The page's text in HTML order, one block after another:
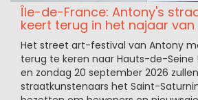
Île-de-France: Antony's
keert terug in het najaar van
Het street art-festival van Antony
terug te keren naar Hauts-de-Seine
en zondag 20 september 2026
straatkunstenaars het Saint-